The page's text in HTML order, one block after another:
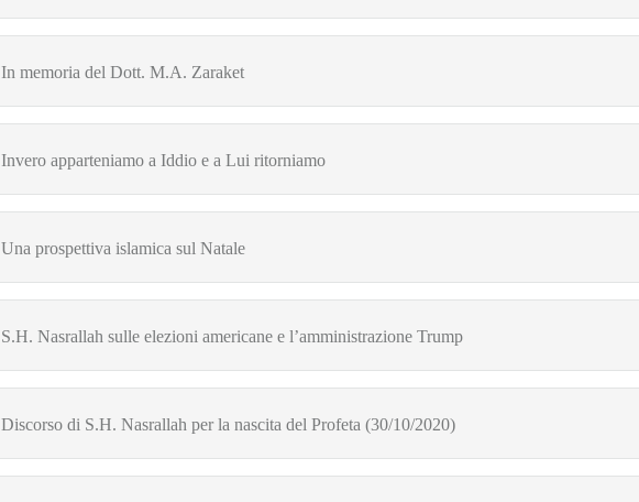
In memoria del Dott. M.A. Zaraket
Invero apparteniamo a Iddio e a Lui ritorniamo
Una prospettiva islamica sul Natale
S.H. Nasrallah sulle elezioni americane e l’amministrazione Trump
Discorso di S.H. Nasrallah per la nascita del Profeta (30/10/2020)